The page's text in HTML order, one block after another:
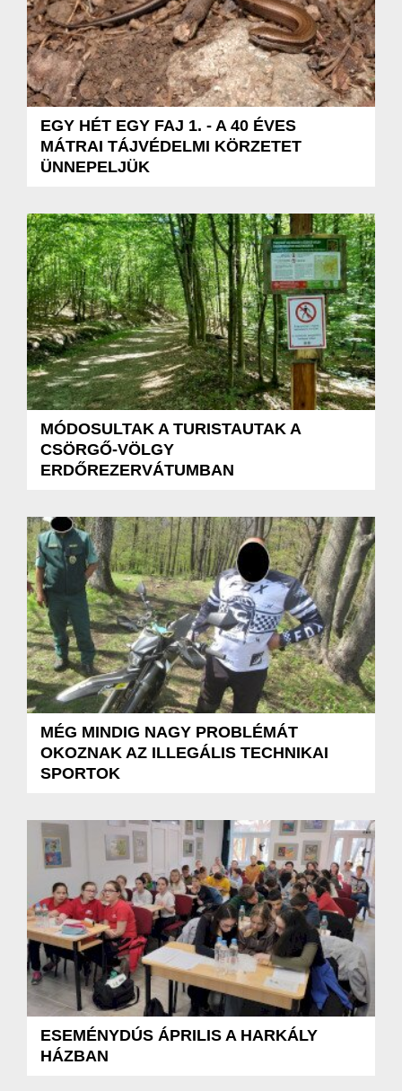
EGY HÉT EGY FAJ 1. - A 40 ÉVES
MÁTRAI TÁJVÉDELMI KÖRZETET
ÜNNEPELJÜK
MÓDOSULTAK A TURISTAUTAK A
CSÖRGŐ-VÖLGY
ERDŐREZERVÁTUMBAN
MÉG MINDIG NAGY PROBLÉMÁT
OKOZNAK AZ ILLEGÁLIS TECHNIKAI
SPORTOK
ESEMÉNYDÚS ÁPRILIS A HARKÁLY
HÁZBAN